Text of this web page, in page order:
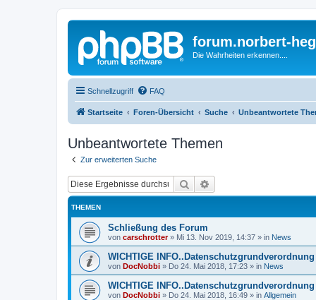
forum.norbert-
Die Wahrheiten erkennen....
Schnellzugriff FAQ
Startseite Foren-Übersicht Suche Unbeantwortete
Unbeantwortete Themen
Zur erweiterten Suche
Suche
THEMEN
Schließung des Forum
von carschrotter» Mi 13. Nov 2019, 14:37 » in News
WICHTIGE INFO..Datenschutzgrundverordnung
von DocNobbi » Do 24. Mai 2018, 17:23 » in News
WICHTIGE INFO..Datenschutzgrundverordnung
von DocNobbi » Do 24. Mai 2018, 16:49 » in Allgemein